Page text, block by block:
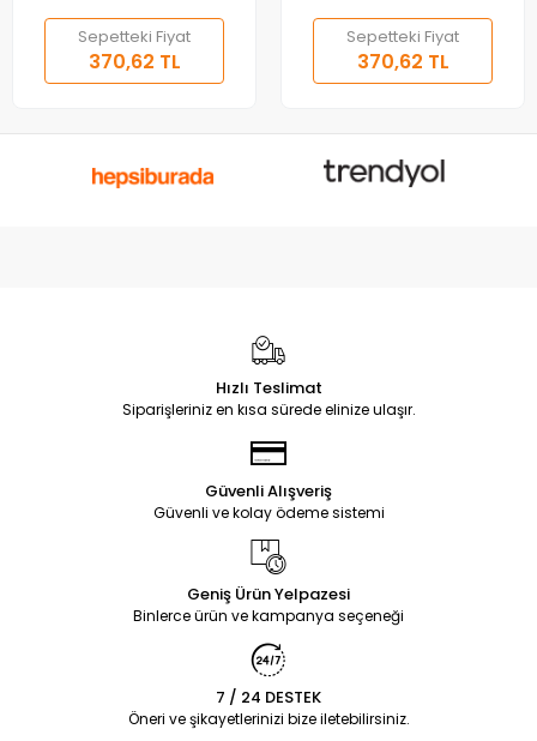
Sepetteki Fiyat
370,62 TL
Sepetteki Fiyat
370,62 TL
Hızlı Teslimat
Siparişleriniz en kısa sürede elinize ulaşır.
Güvenli Alışveriş
Güvenli ve kolay ödeme sistemi
Geniş Ürün Yelpazesi
Binlerce ürün ve kampanya seçeneği
7 / 24 DESTEK
Öneri ve şikayetlerinizi bize iletebilirsiniz.